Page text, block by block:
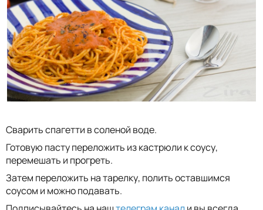
Сварить спагетти в соленой воде.
Готовую пасту переложить из кастрюли к соусу,
перемешать и прогреть.
Затем переложить на тарелку, полить оставшимся
соусом и можно подавать.